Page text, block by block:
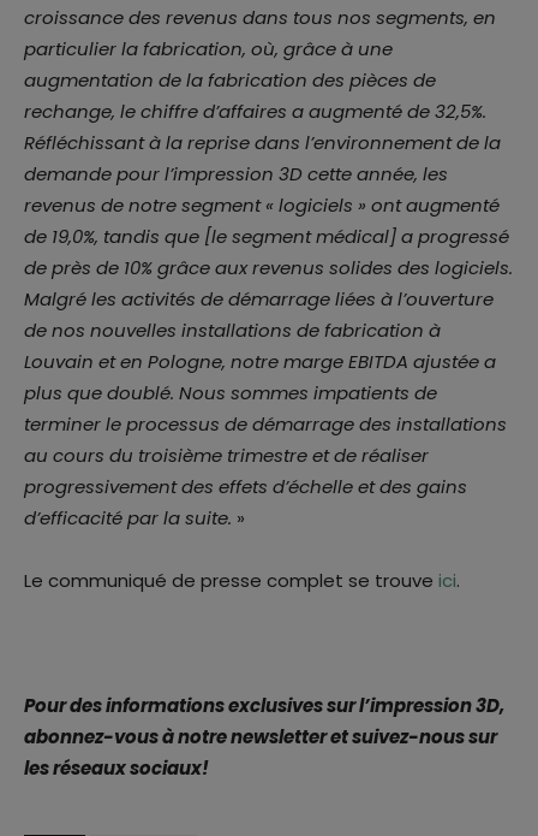
croissance des revenus dans tous nos segments, en
particulier la fabrication, où, grâce à une
augmentation de la fabrication des pièces de
rechange, le chiffre d’affaires a augmenté de 32,5%.
Réfléchissant à la reprise dans l’environnement de la
demande pour l’impression 3D cette année, les
revenus de notre segment « logiciels » ont augmenté
de 19,0%, tandis que [le segment médical] a progressé
de près de 10% grâce aux revenus solides des logiciels.
Malgré les activités de démarrage liées à l’ouverture
de nos nouvelles installations de fabrication à
Louvain et en Pologne, notre marge EBITDA ajustée a
plus que doublé. Nous sommes impatients de
terminer le processus de démarrage des installations
au cours du troisième trimestre et de réaliser
progressivement des effets d’échelle et des gains
d’efficacité par la suite. »
Le communiqué de presse complet se trouve ici.
Pour des informations exclusives sur l’impression 3D,
abonnez-vous à notre newsletter et suivez-nous sur
les réseaux sociaux!